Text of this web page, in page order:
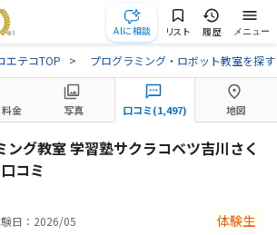
AIに相談 リスト 履歴 メニュー
エテコTOP プログラミング・ロボット教室を探す
金 写真 口コミ(1,497) 地図
ング教室 学習塾サクラコベツ吉川さく
コミ
日：2026/05 体験生